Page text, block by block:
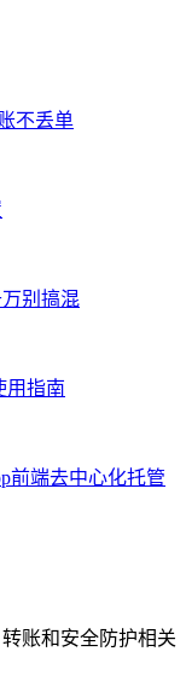
不丢单
别搞混
用指南
前端去中心化托管
账和安全防护相关